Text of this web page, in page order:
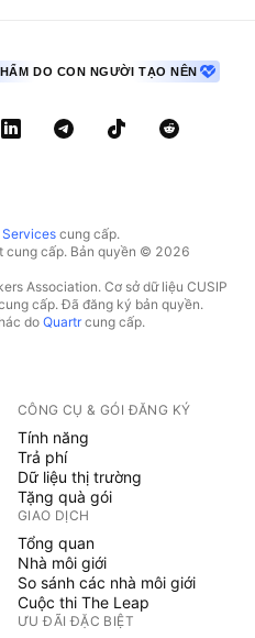
DO CON NGƯỜI TẠO NÊN
Services cung cấp.
cung cấp. Bản quyền © 2026
Association. Cơ sở dữ liệu CUSIP
cấp. Đã đăng ký bản quyền.
do Quartrcung cấp.
CÔNG CỤ & GÓI ĐĂNG KÝ
Tính năng
Trả phí
Dữ liệu thị trường
Tặng quà gói
GIAO DỊCH
Tổng quan
Nhà môi giới
So sánh các nhà môi giới
Cuộc thi The Leap
ƯU ĐÃI ĐẶC BIỆT